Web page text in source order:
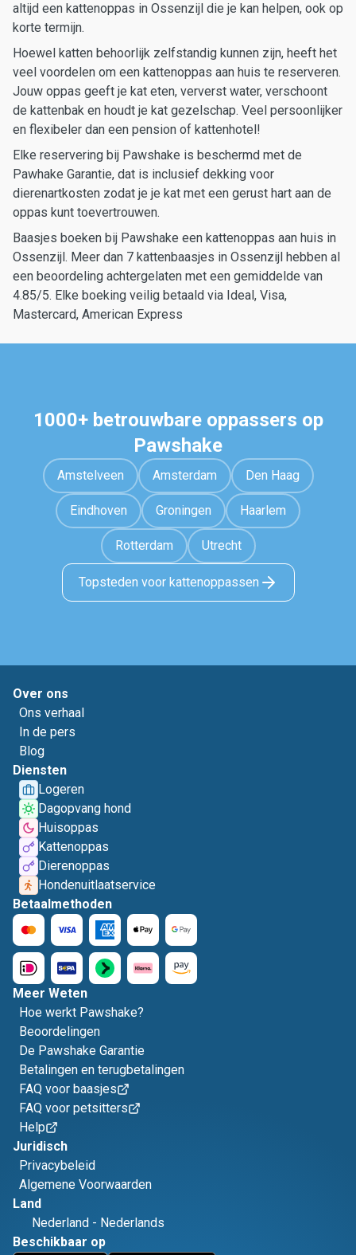
altijd een kattenoppas in Ossenzijl die je kan helpen, ook op
korte termijn.
Hoewel katten behoorlijk zelfstandig kunnen zijn, heeft het
veel voordelen om een kattenoppas aan huis te reserveren.
Jouw oppas geeft je kat eten, ververst water, verschoont
de kattenbak en houdt je kat gezelschap. Veel persoonlijker
en flexibeler dan een pension of kattenhotel!
Elke reservering bij Pawshake is beschermd met de
Pawhake Garantie, dat is inclusief dekking voor
dierenartkosten zodat je je kat met een gerust hart aan de
oppas kunt toevertrouwen.
Baasjes boeken bij Pawshake een kattenoppas aan huis in
Ossenzijl. Meer dan 7 kattenbaasjes in Ossenzijl hebben al
een beoordeling achtergelaten met een gemiddelde van
4.85/5. Elke boeking veilig betaald via Ideal, Visa,
Mastercard, American Express
1000+ betrouwbare oppassers op
Pawshake
Amstelveen Amsterdam Den Haag
Eindhoven Groningen Haarlem
Rotterdam Utrecht
Topsteden voor kattenoppassen
Over ons
Ons verhaal
In de pers
Blog
Diensten
Logeren
Dagopvang hond
Huisoppas
Kattenoppas
Dierenoppas
Hondenuitlaatservice
Betaalmethoden
Meer Weten
Hoe werkt Pawshake?
Beoordelingen
De Pawshake Garantie
Betalingen en terugbetalingen
FAQ voor baasjes
FAQ voor petsitters
Help
Juridisch
Privacybeleid
Algemene Voorwaarden
Land
Nederland - Nederlands
Beschikbaar op